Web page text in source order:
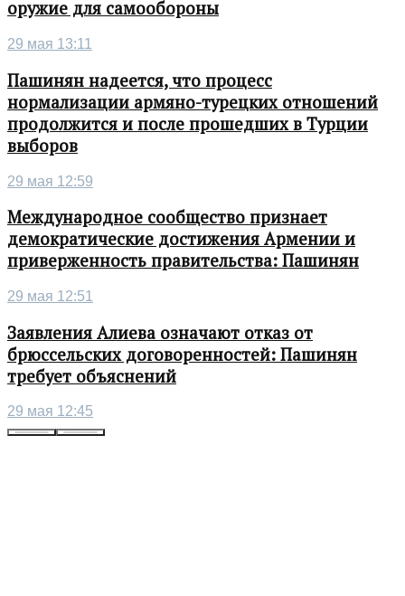
оружие для самообороны
29 мая 13:11
Пашинян надеется, что процесс
нормализации армяно-турецких отношений
продолжится и после прошедших в Турции
выборов
29 мая 12:59
Международное сообщество признает
демократические достижения Армении и
приверженность правительства: Пашинян
29 мая 12:51
Заявления Алиева означают отказ от
брюссельских договоренностей: Пашинян
требует объяснений
29 мая 12:45